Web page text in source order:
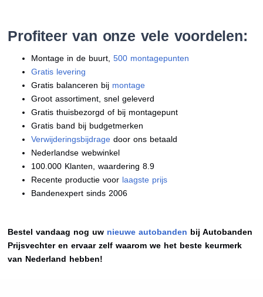
Profiteer van onze vele voordelen:
Montage in de buurt,500 montagepunten
Gratis levering
Gratis balanceren bij montage
Groot assortiment, snel geleverd
Gratis thuisbezorgd of bij montagepunt
Gratis band bij budgetmerken
Verwijderingsbijdrage door ons betaald
Nederlandse webwinkel
100.000 Klanten, waardering 8.9
Recente productie voor laagste prijs
Bandenexpert sinds 2006
Bestel vandaag nog uw nieuwe autobanden bij Autobanden
Prijsvechter en ervaar zelf waarom we het beste keurmerk
van Nederland hebben!